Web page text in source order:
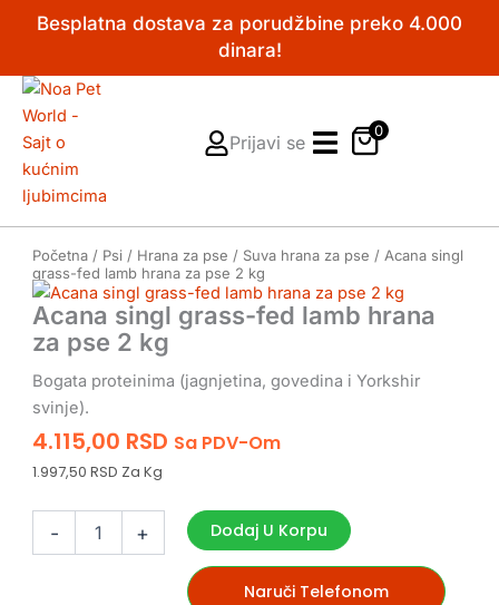
PređiBesplatna dostava za porudžbine preko 4.000
dinara!
Prijavi se
0
Početna / Psi / Hrana za pse / Suva hrana za pse / Acana singl
grass-fed lamb hrana za pse 2 kg
Acana singl grass-fed lamb hrana
za pse 2 kg
Bogata proteinima (jagnjetina, govedina i Yorkshir
svinje).
4.115,00 RSD Sa PDV-Om
1.997,50 RSD Za Kg
- + Dodaj U Korpu
Naruči Telefonom